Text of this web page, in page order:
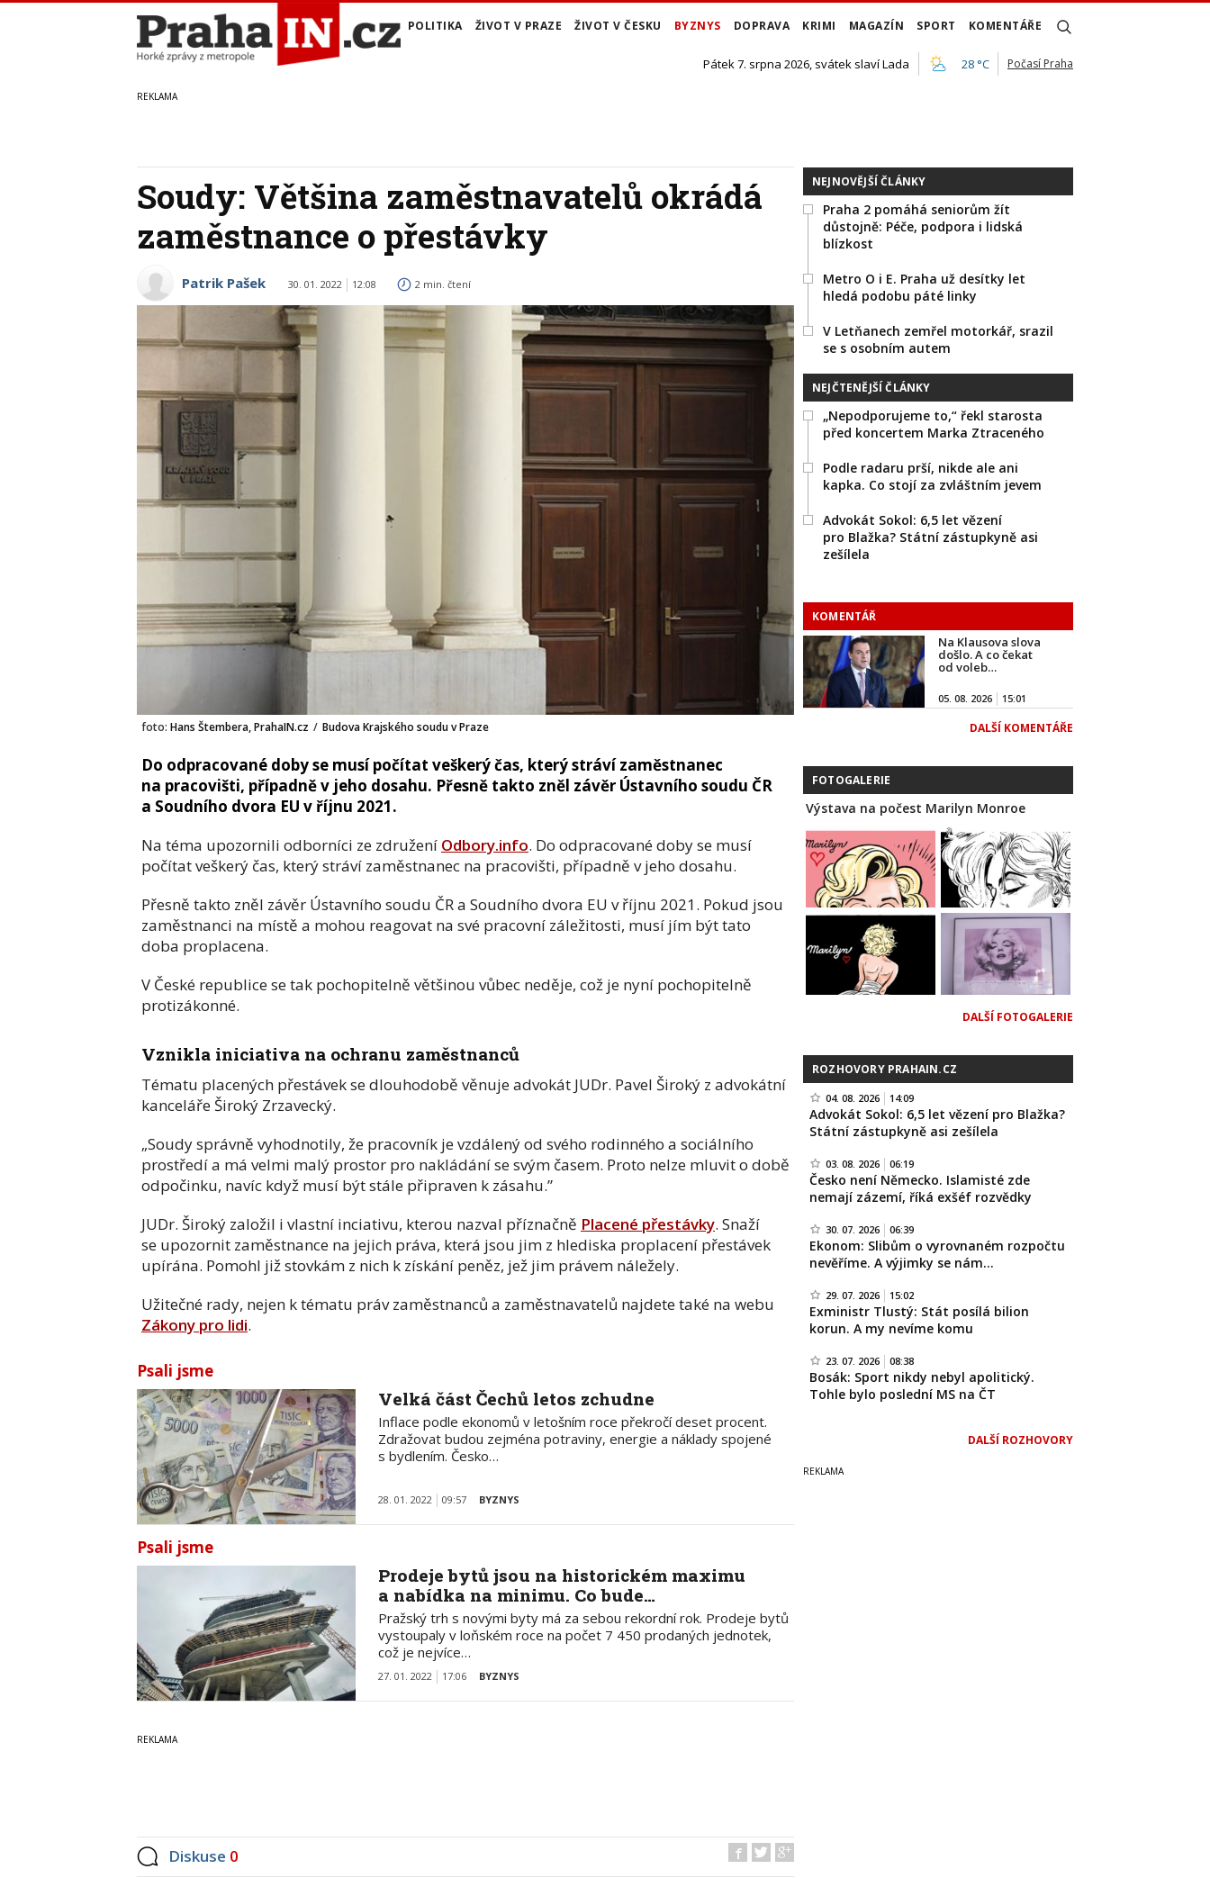
POLITIKA ŽIVOT V PRAZE ŽIVOT V ČESKU BYZNYS DOPRAVA KRIMI MAGAZÍN SPORT KOMENTÁŘE
Pátek 7. srpna 2026, svátek slaví Lada 28 °C Počasí Praha
Soudy: Většina zaměstnavatelů okrádá
zaměstnance o přestávky
Patrik Pašek 30. 01. 2022 12:08 2 min. čtení
foto: Hans Štembera, PrahaIN.cz / Budova Krajského soudu v Praze
Do odpracované doby se musí počítat veškerý čas, který stráví zaměstnanec
na pracovišti, případně v jeho dosahu. Přesně takto zněl závěr Ústavního soudu ČR
a Soudního dvora EU v říjnu 2021.
Na téma upozornili odborníci ze združení Odbory.info. Do odpracované doby se musí
počítat veškerý čas, který stráví zaměstnanec na pracovišti, případně v jeho dosahu.
Přesně takto zněl závěr Ústavního soudu ČR a Soudního dvora EU v říjnu 2021. Pokud jsou
zaměstnanci na místě a mohou reagovat na své pracovní záležitosti, musí jím být tato
doba proplacena.
V České republice se tak pochopitelně většinou vůbec neděje, což je nyní pochopitelně
protizákonné.
Vznikla iniciativa na ochranu zaměstnanců
Tématu placených přestávek se dlouhodobě věnuje advokát JUDr. Pavel Široký z advokátní
kanceláře Široký Zrzavecký.
„Soudy správně vyhodnotily, že pracovník je vzdálený od svého rodinného a sociálního
prostředí a má velmi malý prostor pro nakládání se svým časem. Proto nelze mluvit o době
odpočinku, navíc když musí být stále připraven k zásahu.”
JUDr. Široký založil i vlastní inciativu, kterou nazval příznačně Placené přestávky. Snaží
se upozornit zaměstnance na jejich práva, která jsou jim z hlediska proplacení přestávek
upírána. Pomohl již stovkám z nich k získání peněz, jež jim právem náležely.
Užitečné rady, nejen k tématu práv zaměstnanců a zaměstnavatelů najdete také na webu
Zákony pro lidi.
Psali jsme
Velká část Čechů letos zchudne
Inflace podle ekonomů v letošním roce překročí deset procent.
Zdražovat budou zejména potraviny, energie a náklady spojené
s bydlením. Česko…
28. 01. 2022 09:57 BYZNYS
Psali jsme
Prodeje bytů jsou na historickém maximu
a nabídka na minimu. Co bude…
Pražský trh s novými byty má za sebou rekordní rok. Prodeje bytů
vystoupaly v loňském roce na počet 7 450 prodaných jednotek,
což je nejvíce…
27. 01. 2022 17:06 BYZNYS
Diskuse 0
NEJNOVĚJŠÍ ČLÁNKY
Praha 2 pomáhá seniorům žít
důstojně: Péče, podpora i lidská
blízkost
Metro O i E. Praha už desítky let
hledá podobu páté linky
V Letňanech zemřel motorkář, srazil
se s osobním autem
NEJČTENĚJŠÍ ČLÁNKY
„Nepodporujeme to,“ řekl starosta
před koncertem Marka Ztraceného
Podle radaru prší, nikde ale ani
kapka. Co stojí za zvláštním jevem
Advokát Sokol: 6,5 let vězení
pro Blažka? Státní zástupkyně asi
zešílela
KOMENTÁŘ
Na Klausova slova
došlo. A co čekat
od voleb…
05. 08. 2026 15:01
DALŠÍ KOMENTÁŘE
FOTOGALERIE
Výstava na počest Marilyn Monroe
DALŠÍ FOTOGALERIE
ROZHOVORY PRAHAIN.CZ
04. 08. 2026 14:09
Advokát Sokol: 6,5 let vězení pro Blažka?
Státní zástupkyně asi zešílela
03. 08. 2026 06:19
Česko není Německo. Islamisté zde
nemají zázemí, říká exšéf rozvědky
30. 07. 2026 06:39
Ekonom: Slibům o vyrovnaném rozpočtu
nevěříme. A výjimky se nám…
29. 07. 2026 15:02
Exministr Tlustý: Stát posílá bilion
korun. A my nevíme komu
23. 07. 2026 08:38
Bosák: Sport nikdy nebyl apolitický.
Tohle bylo poslední MS na ČT
DALŠÍ ROZHOVORY